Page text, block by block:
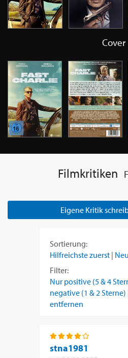
Cover
Filmkritiken
Eigene Kritik
Sortierung:
Hilfreichste zuerst |
Filter:
Nur positive (5 & 4
negative (1 & 2 Sterne)
entfernen
stna1981